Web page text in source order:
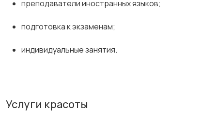
преподаватели иностранных языков;
подготовка к экзаменам;
индивидуальные занятия.
Услуги красоты